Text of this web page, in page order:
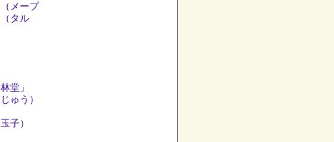
メープ
タル
堂」
ゅう）
子）